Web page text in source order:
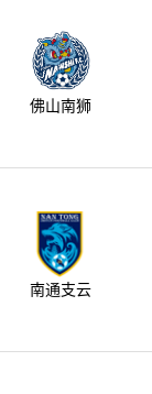
佛山南狮
南通支云